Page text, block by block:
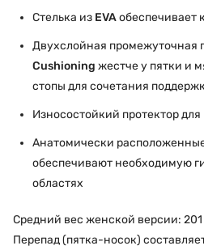
Стелька из EVAобеспечивает
Двухслойная промежуточная
Cushioning жестче у пятки и
стопы для сочетания
Износостойкий протектор
Анатомически
обеспечивают необходимую
областях
Средний вес женской версии: 201
Перепад (пятка-носок)